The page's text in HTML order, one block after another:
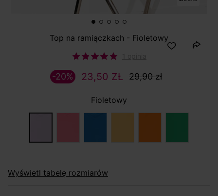
Top na ramiączkach - Fioletowy
23,50 ZŁ 29,90 zł
-20%
Fioletowy
Wyświetl tabelę rozmiarów